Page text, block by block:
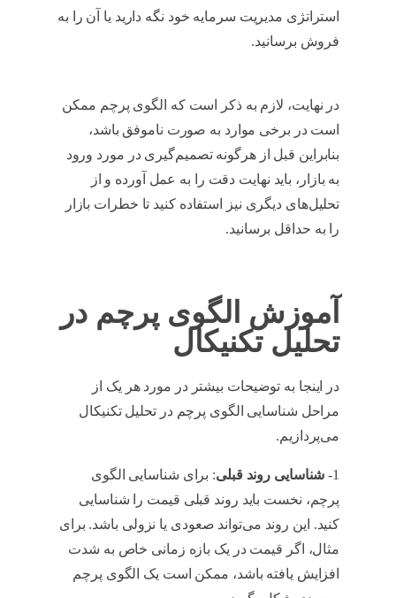
استراتژی مدیریت سرمایه خود نگه دارید یا آن را به
فروش برسانید.
در نهایت، لازم به ذکر است که الگوی پرچم ممکن
است در برخی موارد به صورت ناموفق باشد،
بنابراین قبل از هرگونه تصمیم‌گیری در مورد ورود
به بازار، باید نهایت دقت را به عمل آورده و از
تحلیل‌های دیگری نیز استفاده کنید تا خطرات بازار
را به حداقل برسانید.
آموزش الگوی پرچم در
تحلیل تکنیکال
در اینجا به توضیحات بیشتر در مورد هر یک از
مراحل شناسایی الگوی پرچم در تحلیل تکنیکال
می‌پردازیم.
1- شناسایی روند قبلی: برای شناسایی الگوی
پرچم، نخست باید روند قبلی قیمت را شناسایی
کنید. این روند می‌تواند صعودی یا نزولی باشد. برای
مثال، اگر قیمت در یک بازه زمانی خاص به شدت
افزایش یافته باشد، ممکن است یک الگوی پرچم